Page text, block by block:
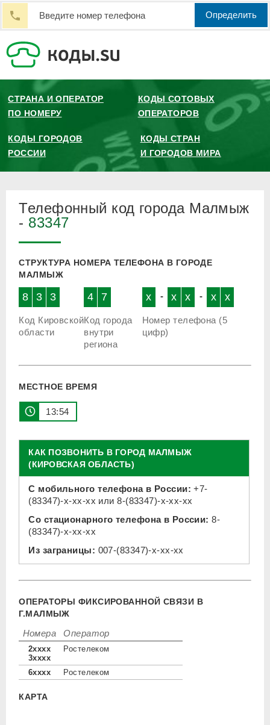
Определить
СТРАНА И ОПЕРАТОР
ПО НОМЕРУ
КОДЫ СОТОВЫХ
ОПЕРАТОРОВ
КОДЫ ГОРОДОВ
РОССИИ
КОДЫ СТРАН
И ГОРОДОВ МИРА
Телефонный код города Малмыж
- 83347
СТРУКТУРА НОМЕРА ТЕЛЕФОНА В ГОРОДЕ
МАЛМЫЖ
8 3 3
Код Кировской
области
4 7
Код города
внутри
региона
x - x x - x x
Номер телефона (5
цифр)
МЕСТНОЕ ВРЕМЯ
13 54
КАК ПОЗВОНИТЬ В ГОРОД МАЛМЫЖ
(КИРОВСКАЯ ОБЛАСТЬ)
С мобильного телефона в России: +7-
(83347)-x-xx-xx или8-(83347)-x-xx-xx
Со стационарного телефона в России: 8-
(83347)-x-xx-xx
Из заграницы: 007-(83347)-x-xx-xx
ОПЕРАТОРЫ ФИКСИРОВАННОЙ СВЯЗИ В
Г.МАЛМЫЖ
Номера Оператор
2xxxx
3xxxx
Ростелеком
6xxxx Ростелеком
КАРТА